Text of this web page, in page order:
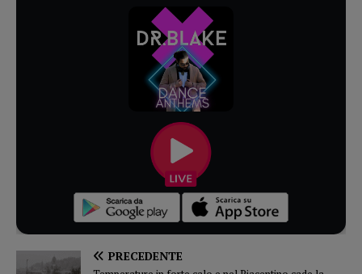
PRECEDENTE